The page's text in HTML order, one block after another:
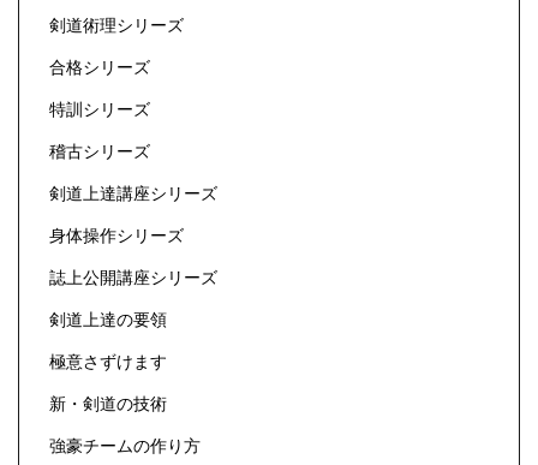
剣道術理シリーズ
合格シリーズ
特訓シリーズ
稽古シリーズ
剣道上達講座シリーズ
身体操作シリーズ
誌上公開講座シリーズ
剣道上達の要領
極意さずけます
新・剣道の技術
強豪チームの作り方